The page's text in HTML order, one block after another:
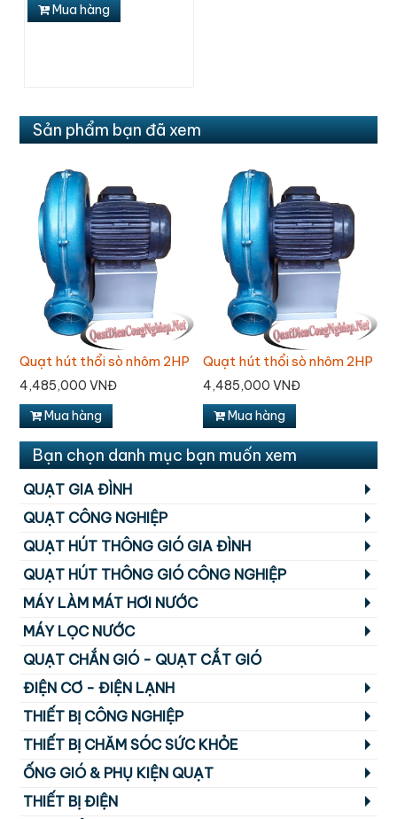
Mua hàng
Sản phẩm bạn đã xem
Quạt hút thổi sò nhôm 2HP
4,485,000 VNĐ
Mua hàng
Quạt hút thổi sò nhôm 2HP
4,485,000 VNĐ
Mua hàng
Bạn chọn danh mục bạn muốn xem
QUẠT GIA ĐÌNH
QUẠT CÔNG NGHIỆP
QUẠT HÚT THÔNG GIÓ GIA ĐÌNH
QUẠT HÚT THÔNG GIÓ CÔNG NGHIỆP
MÁY LÀM MÁT HƠI NƯỚC
MÁY LỌC NƯỚC
QUẠT CHẮN GIÓ - QUẠT CẮT GIÓ
ĐIỆN CƠ - ĐIỆN LẠNH
THIẾT BỊ CÔNG NGHIỆP
THIẾT BỊ CHĂM SÓC SỨC KHỎE
ỐNG GIÓ & PHỤ KIỆN QUẠT
THIẾT BỊ ĐIỆN